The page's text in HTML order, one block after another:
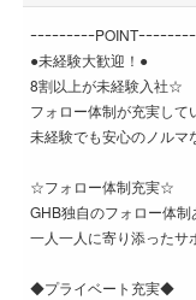
ｰｰｰｰｰｰｰｰｰPOINTｰｰｰｰｰｰｰ
●未経験大歓迎！●
8割以上が未経験入社☆
フォロー体制が充実し
未経験でも安心のノルマ
☆フォロー体制充実☆
GHB独自のフォロー体制
一人一人に寄り添ったサ
◆プライベート充実◆